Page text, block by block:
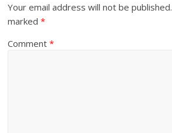
Your email address will not be published.
marked*
Comment*